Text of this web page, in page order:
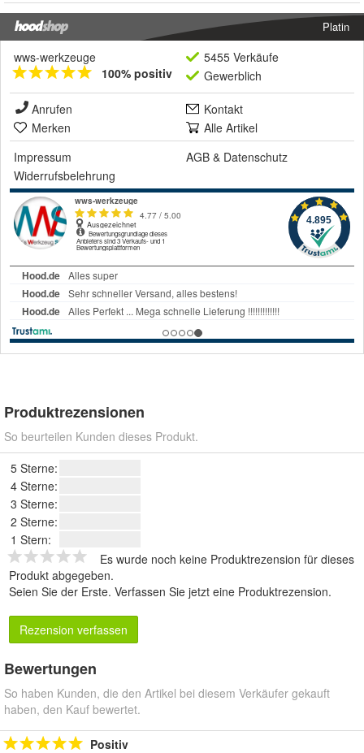
Platin
wws-werkzeuge
100% positiv
5455 Verkäufe
Gewerblich
Anrufen
Kontakt
Merken
Alle Artikel
Impressum
AGB & Datenschutz
Widerrufsbelehrung
Produktrezensionen
So beurteilen Kunden dieses Produkt.
5 Sterne:
4 Sterne:
3 Sterne:
2 Sterne:
1 Stern:
Es wurde noch keine Produktrezension für dieses
Produkt abgegeben.
Seien Sie der Erste. Verfassen Sie jetzt eine Produktrezension.
Rezension verfassen
Bewertungen
So haben Kunden, die den Artikel bei diesem Verkäufer gekauft
haben, den Kauf bewertet.
Positiv